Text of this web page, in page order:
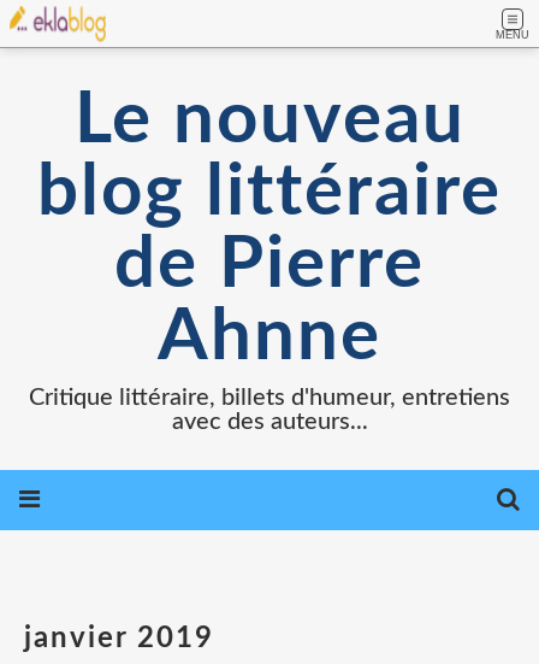
MENU
Le nouveau
blog littéraire
de Pierre
Ahnne
Critique littéraire, billets d'humeur, entretiens
avec des auteurs...
janvier 2019